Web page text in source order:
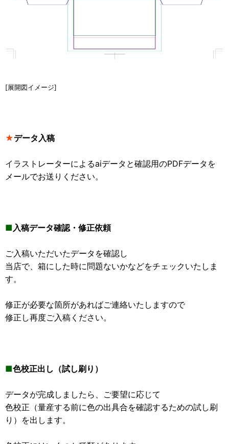
[展開図イメージ]
★データ入稿
イラストレーターによるaiデータと確認用のPDFデータを
メールでお送りください。
■ 入稿データ確認・修正依頼
ご入稿いただいたデータを確認し
当店で、箱にした時に問題ないかなどをチェックいたしま
す。
修正が必要な箇所があればご連絡いたしますので
修正し再度ご入稿ください。
■色校正出し（試し刷り）
データが完成しましたら、ご要望に応じて
色校正（量産する前に色の出具合を確認するための試し刷
り）を出します。